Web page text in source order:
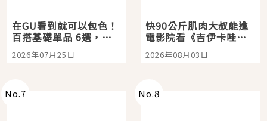
在GU看到就可以包色！
百搭基礎單品 6選，閉
眼全收也不心疼
2026年07月25日
快90公斤肌肉大叔能進
電影院看《吉伊卡哇》
嗎？日本重金屬樂團
「打首」會長與nagano
2026年08月03日
No.7 No.8